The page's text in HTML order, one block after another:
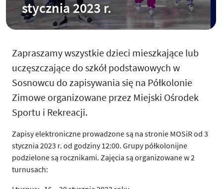
stycznia 2023 r.
Zapraszamy wszystkie dzieci mieszkające lub
uczęszczające do szkół podstawowych w
Sosnowcu do zapisywania się na Półkolonie
Zimowe organizowane przez Miejski Ośrodek
Sportu i Rekreacji.
Zapisy elektroniczne prowadzone są na stronie MOSiR od 3
stycznia 2023 r. od godziny 12:00. Grupy półkolonijne
podzielone są rocznikami. Zajęcia są organizowane w 2
turnusach: